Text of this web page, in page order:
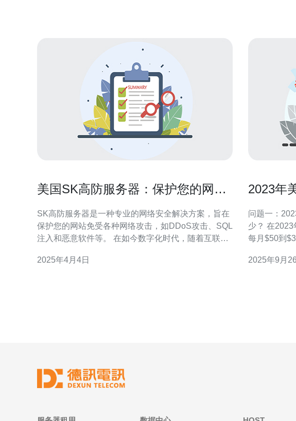
美国SK高防服务器：保护您的网站
SK高防服务器是一种专业的网络安全解决方案，旨在
保护您的网站免受各种网络攻击，如DDoS攻击、SQL
注入和恶意软件等。 在如今数字化时代，随着互联网
受攻击，选择一款可靠的高防服务器是至关重要的。
2025年4月4日
2023年
问题一：
少？ 在2023年，美国服务器托管费的平均水平大约在
每月$50到
不同。一般
2025年9月